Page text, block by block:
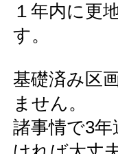
１年内に更
す。
基礎済み区
ません。
諸事情で3